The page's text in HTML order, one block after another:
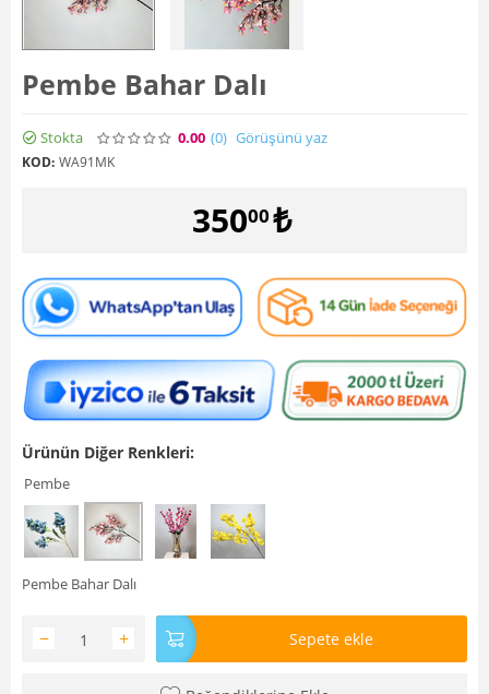
Pembe Bahar Dalı
Stokta 0.00 (0) Görüşünü yaz
KOD: WA91MK
35000₺
Ürünün Diğer Renkleri:
Pembe
Pembe Bahar Dalı
+
− Sepete ekle